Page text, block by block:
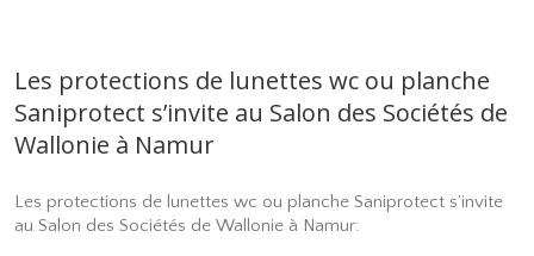
Les protections de lunettes wc ou planche
Saniprotect s’invite au Salon des Sociétés de
Wallonie à Namur
Les protections de lunettes wc ou planche Saniprotect s’invite
au Salon des Sociétés de Wallonie à Namur: